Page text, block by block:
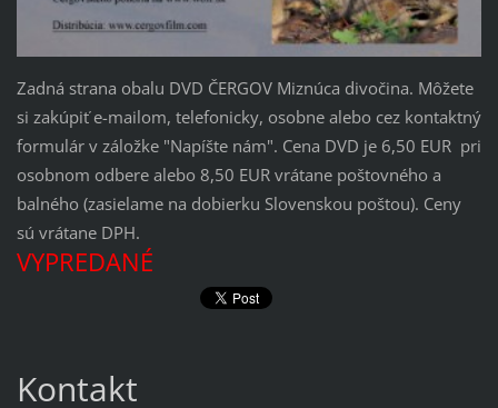
Zadná strana obalu DVD ČERGOV Miznúca divočina. Môžete
si zakúpiť e-mailom, telefonicky, osobne alebo cez kontaktný
formulár v záložke "Napíšte nám". Cena DVD je 6,50 EUR pri
osobnom odbere alebo 8,50 EUR vrátane poštovného a
balného (zasielame na dobierku Slovenskou poštou). Ceny
sú vrátane DPH.
VYPREDANÉ
Kontakt